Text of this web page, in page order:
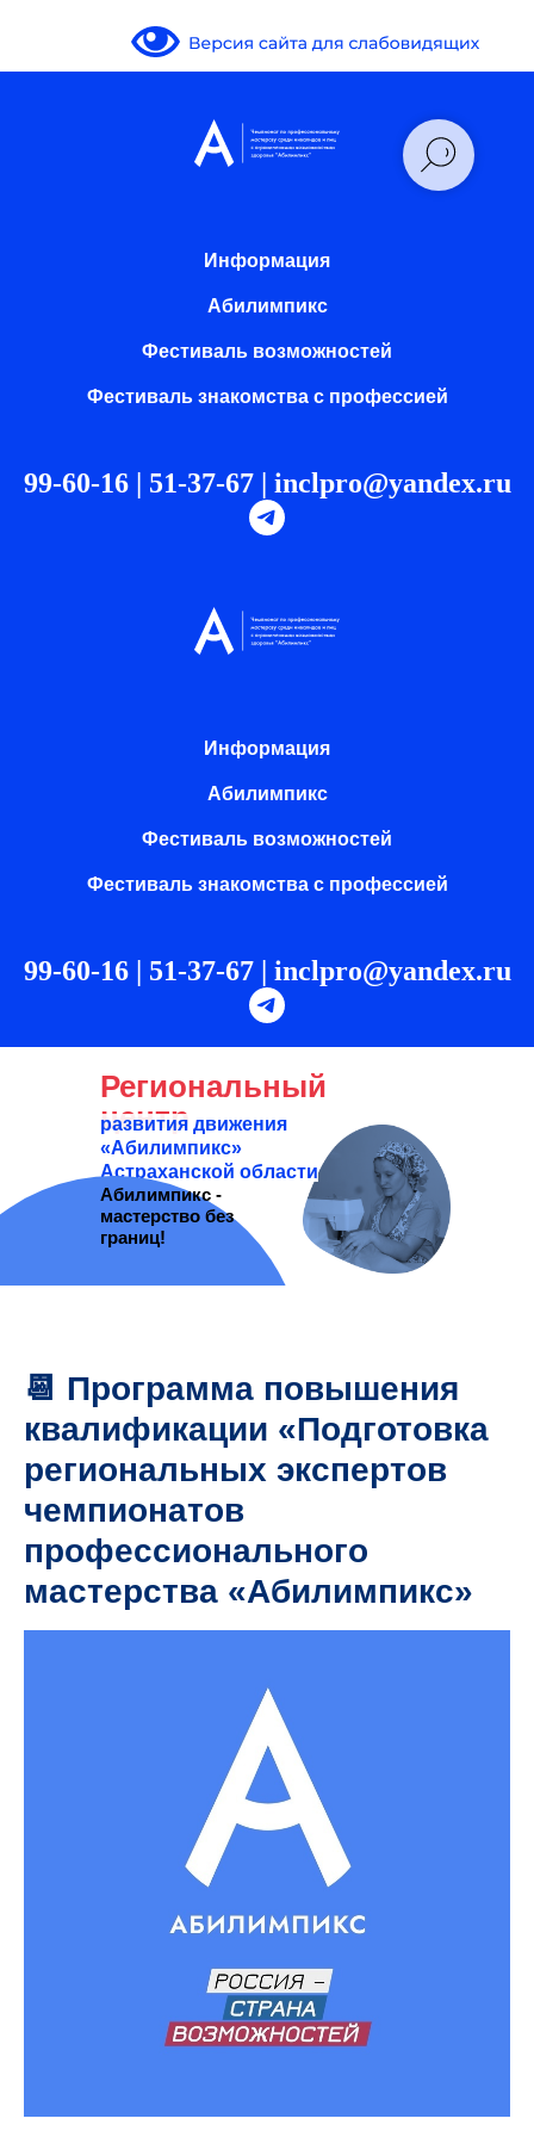
Информация
Абилимпикс
Фестиваль возможностей
Фестиваль знакомства с профессией
99-60-16 | 51-37-67 | inclpro@yandex.ru
Информация
Абилимпикс
Фестиваль возможностей
Фестиваль знакомства с профессией
99-60-16 | 51-37-67 | inclpro@yandex.ru
Региональный
центр
развития движения
«Абилимпикс»
Астраханской области
Абилимпикс -
мастерство без
границ!
📆 Программа повышения
квалификации «Подготовка
региональных экспертов
чемпионатов
профессионального
мастерства «Абилимпикс»